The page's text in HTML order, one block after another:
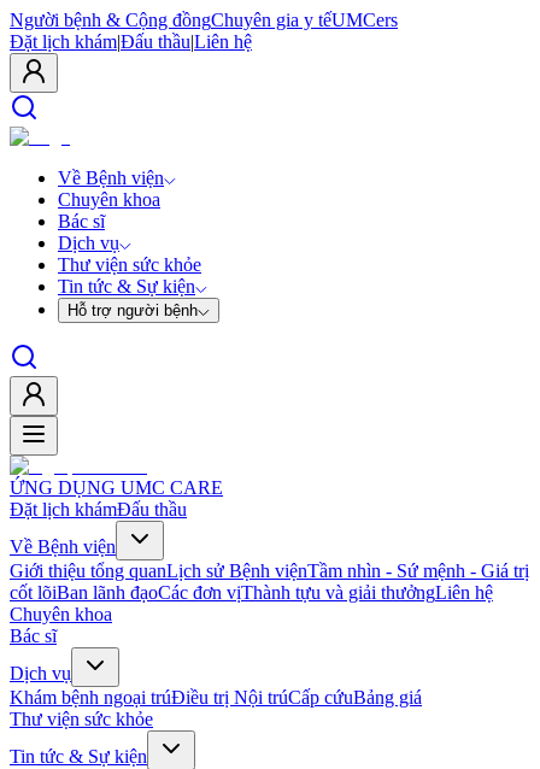
Người bệnh & Cộng đồngChuyên gia y tếUMCers
Đặt lịch khám|Đấu thầu|Liên hệ
Về Bệnh viện
Chuyên khoa
Bác sĩ
Dịch vụ
Thư viện sức khỏe
Tin tức & Sự kiện
Hỗ trợ người bệnh
ỨNG DỤNG UMC CARE
Đặt lịch khámĐấu thầu
Về Bệnh viện
Giới thiệu tổng quanLịch sử Bệnh việnTầm nhìn - Sứ mệnh - Giá trị
cốt lõiBan lãnh đạoCác đơn vịThành tựu và giải thưởngLiên hệ
Chuyên khoa
Bác sĩ
Dịch vụ
Khám bệnh ngoại trúĐiều trị Nội trúCấp cứuBảng giá
Thư viện sức khỏe
Tin tức & Sự kiện